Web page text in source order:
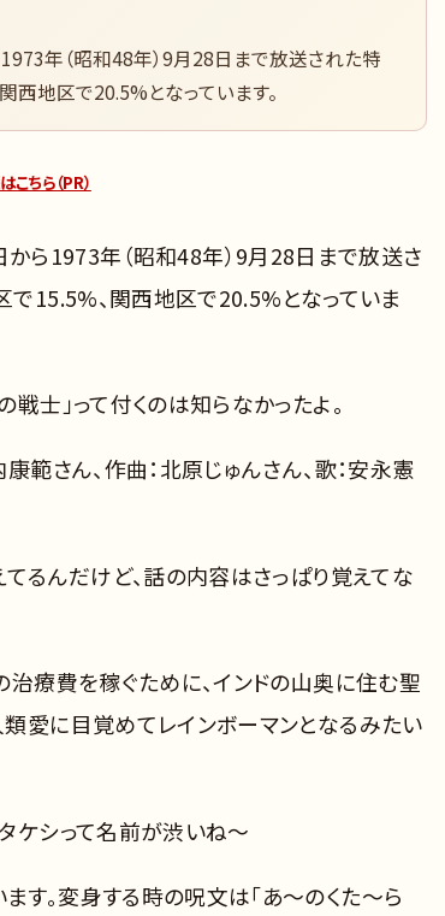
1973年（昭和48年）9月28日まで放送された特
西地区で20.5%となっています。
ちら（PR）
から1973年（昭和48年）9月28日まで放送さ
で15.5%、関西地区で20.5%となっていま
士」って付くのは知らなかったよ。
範さん、作曲：北原じゅんさん、歌：安永憲
てるんだけど、話の内容はさっぱり覚えてな
治療費を稼ぐために、インドの山奥に住む聖
類愛に目覚めてレインボーマンとなるみたい
ケシって名前が渋いね～
す。変身する時の呪文は「あ～のくた～ら